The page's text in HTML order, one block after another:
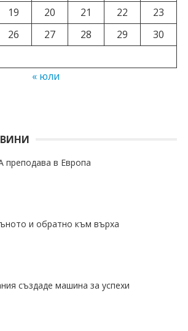
19 20 21 22
23
26 27 28 29
30
« юли
преподава в Европа
и обратно към върха
създаде машина за успехи